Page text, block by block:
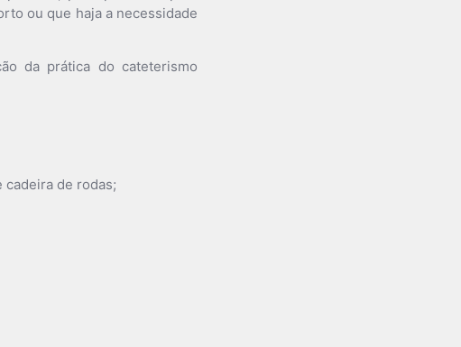
ou que haja a necessidade
da prática do cateterismo
de rodas;